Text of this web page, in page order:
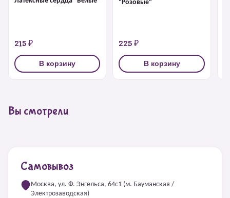
215 ₽
В корзину
"Розовые"
225 ₽
В корзину
Вы смотрели
Самовывоз
Москва, ул. Ф. Энгельса, 64с1 (м. Бауманская /
Электрозаводская)